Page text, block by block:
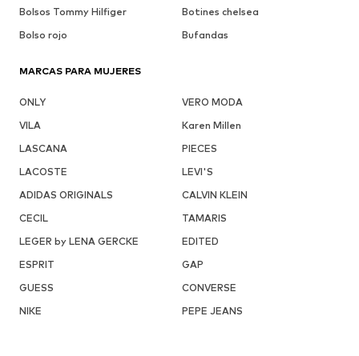
Bolsos Tommy Hilfiger
Botines chelsea
Bolso rojo
Bufandas
MARCAS PARA MUJERES
ONLY
VERO MODA
VILA
Karen Millen
LASCANA
PIECES
LACOSTE
LEVI'S
ADIDAS ORIGINALS
CALVIN KLEIN
CECIL
TAMARIS
LEGER by LENA GERCKE
EDITED
ESPRIT
GAP
GUESS
CONVERSE
NIKE
PEPE JEANS